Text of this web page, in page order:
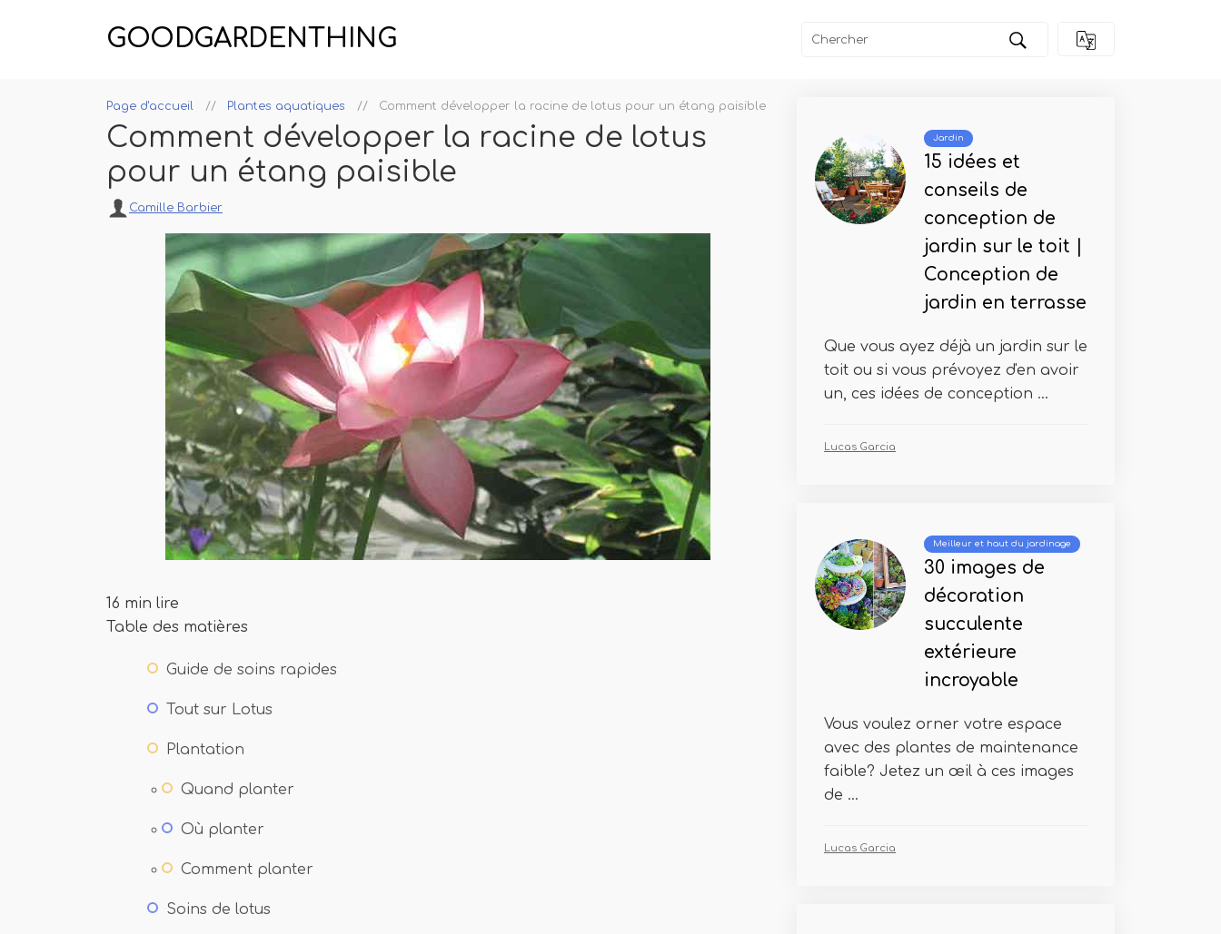
GOODGARDENTHING
Page d'accueil Plantes aquatiques Comment développer la racine de lotus pour un étang paisible
Comment développer la racine de lotus
pour un étang paisible
Camille Barbier
16 min lire
Table des matières
Guide de soins rapides
Tout sur Lotus
Plantation
Quand planter
Où planter
Comment planter
Soins de lotus
Jardin
15 idées et
conseils de
conception de
jardin sur le toit |
Conception de
jardin en terrasse
Que vous ayez déjà un jardin sur le
toit ou si vous prévoyez d'en avoir
un, ces idées de conception ...
Lucas Garcia
Meilleur et haut du jardinage
30 images de
décoration
succulente
extérieure
incroyable
Vous voulez orner votre espace
avec des plantes de maintenance
faible? Jetez un œil à ces images
de ...
Lucas Garcia